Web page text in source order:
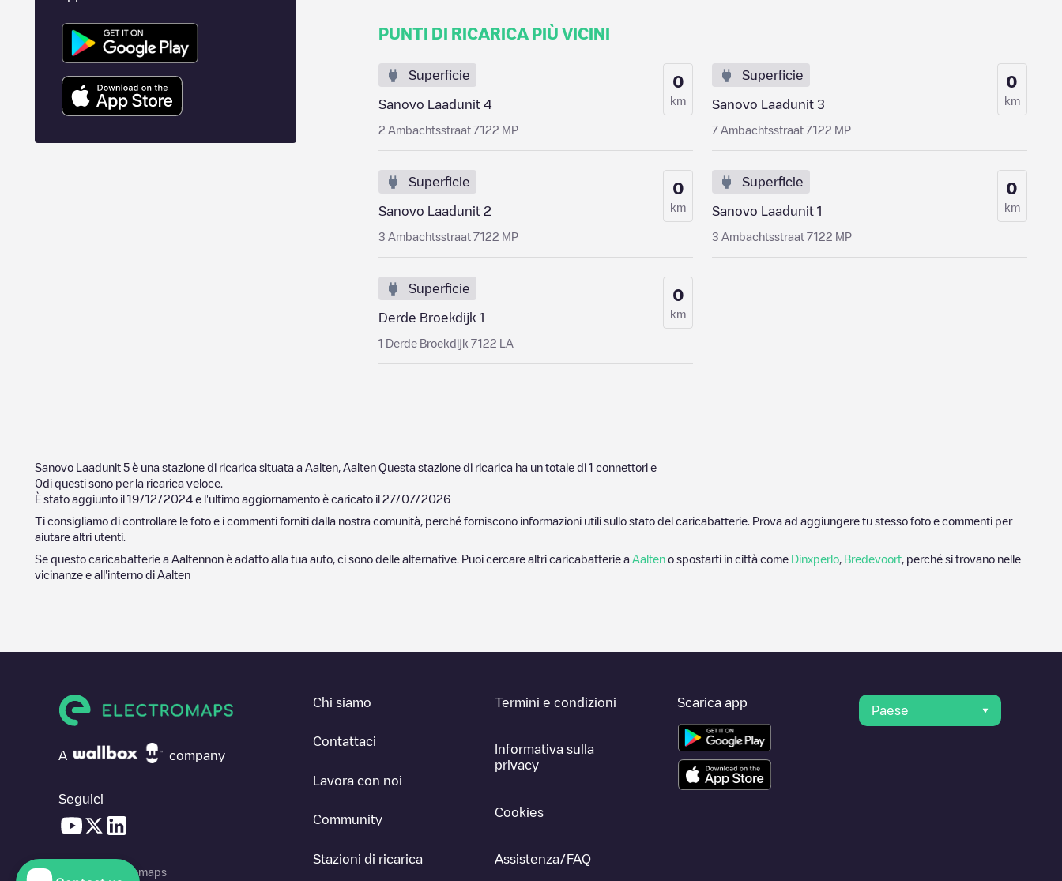
PUNTI DI RICARICA PIÙ VICINI
Superficie
Sanovo Laadunit 4
2 Ambachtsstraat 7122 MP
0
km
Superficie
Sanovo Laadunit 3
7 Ambachtsstraat 7122 MP
0
km
Superficie
Sanovo Laadunit 2
3 Ambachtsstraat 7122 MP
0
km
Superficie
Sanovo Laadunit 1
3 Ambachtsstraat 7122 MP
0
km
Superficie
Derde Broekdijk 1
1 Derde Broekdijk 7122 LA
0
km
Sanovo Laadunit 5 è una stazione di ricarica situata a Aalten Aalten Questa stazione di ricarica ha un totale di 1 connettori e
0di questi sono per la ricarica veloce.
È stato aggiunto il 19/12/2024 e l'ultimo aggiornamento è caricato il 27/07/2026
Ti consigliamo di controllare le foto e i commenti forniti dalla nostra comunità, perché forniscono informazioni utili sullo stato del caricabatterie. Prova ad aggiungere tu stesso foto e commenti per
aiutare altri utenti.
Se questo caricabatterie a Aaltennon è adatto alla tua auto, ci sono delle alternative. Puoi cercare altri caricabatterie a Aalten o spostarti in città come Dinxperlo Bredevoort , perché si trovano nelle
vicinanze e all'interno di Aalten
A company
Seguici
© 2026 Electromaps
Chi siamo
Contattaci
Lavora con noi
Community
Stazioni di ricarica
Termini e condizioni
Informativa sulla
privacy
Cookies
Assistenza/FAQ
Scarica app
Paese